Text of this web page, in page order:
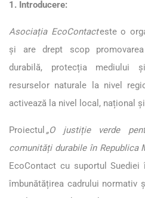
1. Introducere:
Asociația EcoContacteste o
și are drept scop
durabilă, protecția mediului
resurselor naturale la nivel
activează la nivel local, național
Proiectul „O justiție verde
comunități durabile în Republica
EcoContact cu suportul
îmbunătățirea cadrului normativ